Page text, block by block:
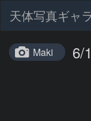
天体写真ギャ
Maki 6/